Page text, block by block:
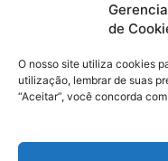
de
O nosso site utiliza cookies
utilização, lembrar de suas
“Aceitar”, você concorda
(91) 98224 - 3111